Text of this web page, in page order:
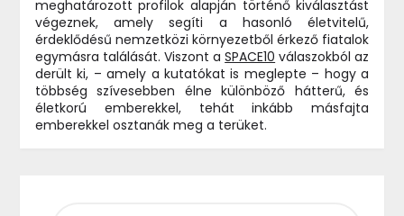
meghatározott profilok alapján történő kiválasztást
végeznek, amely segíti a hasonló életvitelű,
érdeklődésű nemzetközi környezetből érkező fiatalok
egymásra találását. Viszont aSPACE10 válaszokból az
derült ki, – amely a kutatókat is meglepte – hogy a
többség szívesebben élne különböző hátterű, és
életkorú emberekkel, tehát inkább másfajta
emberekkel osztanák meg a terüket.